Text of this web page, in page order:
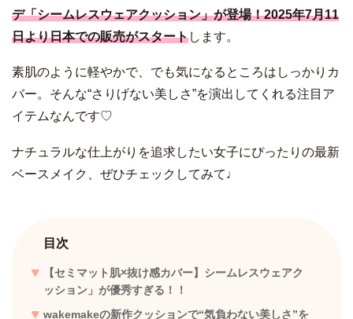
デ「シームレスウェアクッション」が登場！2025年7月11
日より日本での販売がスタートします。
素肌のように軽やかで、でも気になるところはしっかりカ
バー。そんな“さりげない美しさ”を演出してくれる注目ア
イテムなんです♡
ナチュラルな仕上がりを追求したい女子にぴったりの最新
ベースメイク、ぜひチェックしてみて♩
目次
【セミマット肌×抜け感カバー】シームレスウェアク
ッション」が優秀すぎる！！
wakemakeの新作クッションで“気負わない美しさ”を